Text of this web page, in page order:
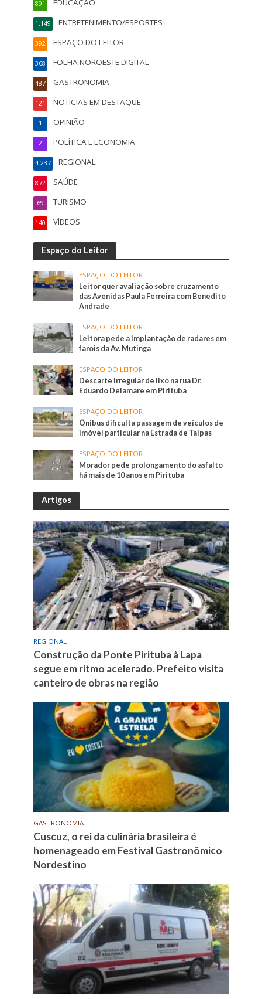
EDUCAÇÃO
891
ENTRETENIMENTO/ESPORTES
1.149
ESPAÇO DO LEITOR
392
FOLHA NOROESTE DIGITAL
368
GASTRONOMIA
487
NOTÍCIAS EM DESTAQUE
121
OPINIÃO
1
POLÍTICA E ECONOMIA
2
REGIONAL
4.237
SAÚDE
872
TURISMO
69
VÍDEOS
140
Espaço do Leitor
ESPAÇO DO LEITOR
Leitor quer avaliação sobre cruzamento
das Avenidas Paula Ferreira com Benedito
Andrade
ESPAÇO DO LEITOR
Leitora pede a implantação de radares em
farois da Av. Mutinga
ESPAÇO DO LEITOR
Descarte irregular de lixo na rua Dr.
Eduardo Delamare em Pirituba
ESPAÇO DO LEITOR
Ônibus dificulta passagem de veículos de
imóvel particular na Estrada de Taipas
ESPAÇO DO LEITOR
Morador pede prolongamento do asfalto
há mais de 10 anos em Pirituba
Artigos
REGIONAL
Construção da Ponte Pirituba à Lapa
segue em ritmo acelerado. Prefeito visita
canteiro de obras na região
GASTRONOMIA
Cuscuz, o rei da culinária brasileira é
homenageado em Festival Gastronômico
Nordestino